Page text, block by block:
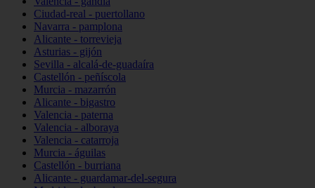
Ciudad-real - puertollano
Navarra - pamplona
Alicante - torrevieja
Asturias - gijón
Sevilla - alcalá-de-guadaíra
Castellón - peñíscola
Murcia - mazarrón
Alicante - bigastro
Valencia - paterna
Valencia - alboraya
Valencia - catarroja
Murcia - águilas
Castellón - burriana
Alicante - guardamar-del-segura